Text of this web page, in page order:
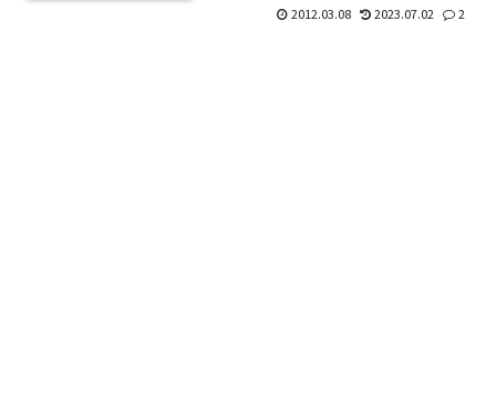
もここはご飯がおいし...
2012.03.08 2023.07.02 2